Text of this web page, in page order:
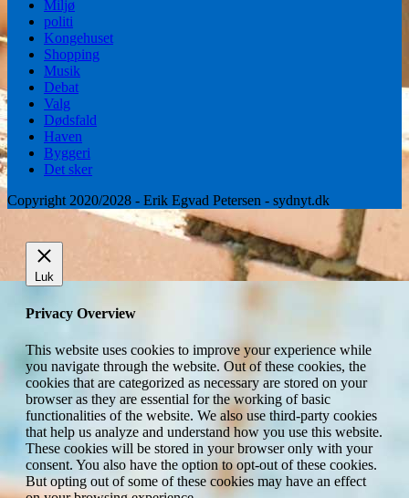
Miljø
politi
Kongehuset
Shopping
Musik
Debat
Valg
Dødsfald
Haven
Byggeri
Det sker
Copyright 2020/2028 - Erik Egvad Petersen - sydnyt.dk
Luk
Privacy Overview
This website uses cookies to improve your experience while
you navigate through the website. Out of these cookies, the
cookies that are categorized as necessary are stored on your
browser as they are essential for the working of basic
functionalities of the website. We also use third-party cookies
that help us analyze and understand how you use this website.
These cookies will be stored in your browser only with your
consent. You also have the option to opt-out of these cookies.
But opting out of some of these cookies may have an effect